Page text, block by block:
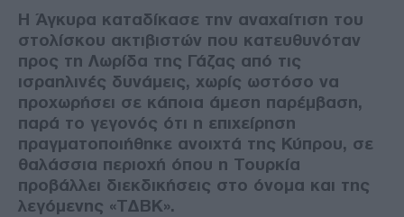
Η Άγκυρα καταδίκασε την αναχαίτιση του
στολίσκου ακτιβιστών που κατευθυνόταν
προς τη Λωρίδα της Γάζας από τις
ισραηλινές δυνάμεις, χωρίς ωστόσο να
προχωρήσει σε κάποια άμεση παρέμβαση,
παρά το γεγονός ότι η επιχείρηση
πραγματοποιήθηκε ανοιχτά της Κύπρου, σε
θαλάσσια περιοχή όπου η Τουρκία
προβάλλει διεκδικήσεις στο όνομα και της
λεγόμενης «ΤΔΒΚ».